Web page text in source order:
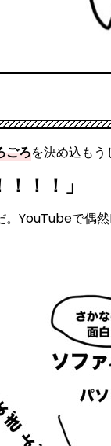
ごろを決め込もう
！！」
。YouTubeで偶